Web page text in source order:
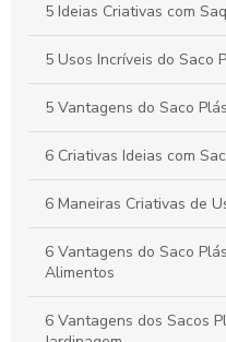
corretamente
Vantagens e Aplicações
5 Ideias Criativas com
5 Usos Incríveis do Saco
5 Vantagens do Saco
6 Criativas Ideias com
6 Maneiras Criativas de
6 Vantagens do Saco
Alimentos
6 Vantagens dos Sacos